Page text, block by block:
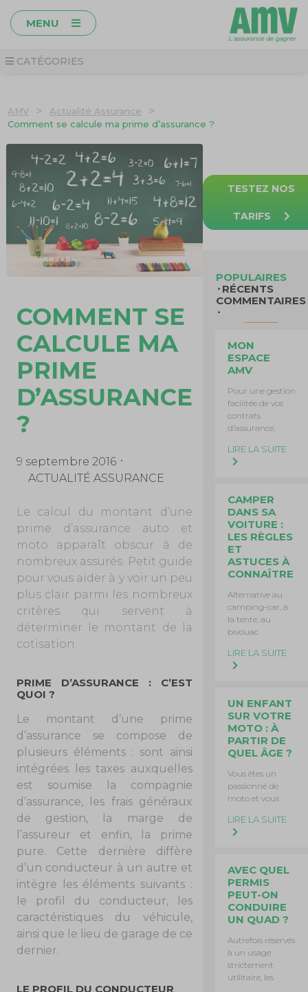
MENU
CATÉGORIES
AMV > Actualité Assurance >
Comment se calcule ma prime d’assurance ?
COMMENT SE
CALCULE MA
PRIME
D’ASSURANCE
?
9 septembre 2016
ACTUALITÉ ASSURANCE
Le calcul du montant d’une
prime d’assurance auto et
moto apparaît obscur à de
nombreux assurés. Petit guide
pour vous aider à y voir un peu
plus clair parmi les nombreux
critères qui servent à
déterminer le montant de la
cotisation.
PRIME D’ASSURANCE : C’EST
QUOI ?
Le montant d’une prime
d’assurance se compose de
plusieurs éléments : sont ainsi
intégrées les taxes auxquelles
est soumise la compagnie
d’assurance, les frais généraux
de gestion, la marge de
l’assureur et enfin, la prime
pure. Cette dernière diffère
d’un conducteur à un autre et
intègre les éléments suivants :
le profil du conducteur, les
caractéristiques du véhicule,
ainsi que le lieu de garage de ce
dernier.
LE PROFIL DU CONDUCTEUR
TESTEZ NOS
TARIFS
POPULAIRES
RÉCENTS
COMMENTAIRES
MON
ESPACE
AMV
Pour une gestion
facilitée de vos
contrats
d’assurance,
LIRE LA SUITE
CAMPER
DANS SA
VOITURE :
LES RÈGLES
ET
ASTUCES À
CONNAÎTRE
Alternative au
camping-car, à
la tente, au
bivouac
LIRE LA SUITE
UN ENFANT
SUR VOTRE
MOTO : À
PARTIR DE
QUEL ÂGE ?
Vous êtes un
passionné de
moto et vous
LIRE LA SUITE
AVEC QUEL
PERMIS
PEUT-ON
CONDUIRE
UN QUAD ?
Autrefois réservés
à un usage
strictement
utilitaire, les